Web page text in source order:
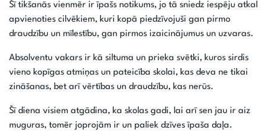
Šī tikšanās vienmēr ir īpašs notikums, jo tā sniedz iespēju atkal
apvienoties cilvēkiem, kuri kopā piedzīvojuši gan pirmo
draudzību un mīlestību, gan pirmos izaicinājumus un uzvaras.
Absolventu vakars ir kā siltuma un prieka svētki, kuros sirdis
vieno kopīgas atmiņas un pateicība skolai, kas deva ne tikai
zināšanas, bet arī vērtības un draudzību, kas nerūs.
Šī diena visiem atgādina, ka skolas gadi, lai arī sen jau ir aiz
muguras, tomēr joprojām ir un paliek dzīves īpaša daļa.